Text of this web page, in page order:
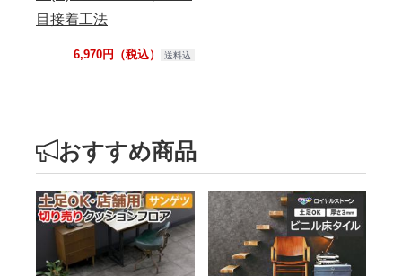
目接着工法
6,970円（税込） 送料込
おすすめ商品